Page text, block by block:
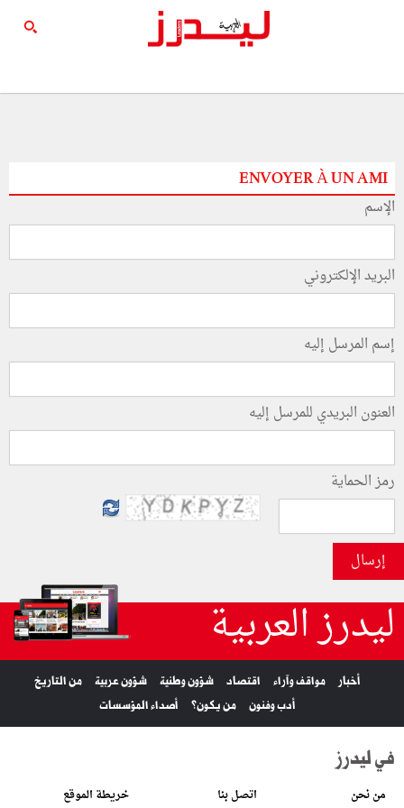
ENVOYER À UN AMI
الإسم
البريد الإلكتروني
إسم المرسل إليه
العنون البريدي للمرسل إليه
رمز الحماية
إرسال
ليدرز العربية
أخبار مواقف وآراء اقتصاد شؤون وطنية شؤون عربية
من التاريخ
أدب وفنون
من يكون؟ أصداء المؤسسات
في ليدرز
من نحن اتصل بنا خريطة الموقع